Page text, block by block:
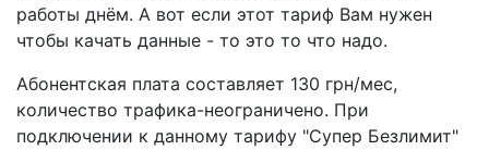
работы днём. А вот если этот тариф Вам нужен
чтобы качать данные - то это то что надо.
Абонентская плата составляет 130 грн/мес,
количество трафика-неограничено. При
подключении к данному тарифу "Супер Безлимит"